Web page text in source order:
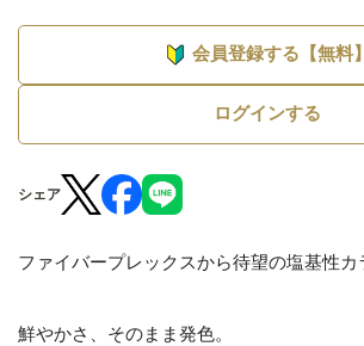
会員登録する【無料】
ログインする
シェア
ファイバープレックスから待望の塩基性カ
鮮やかさ、そのまま発色。